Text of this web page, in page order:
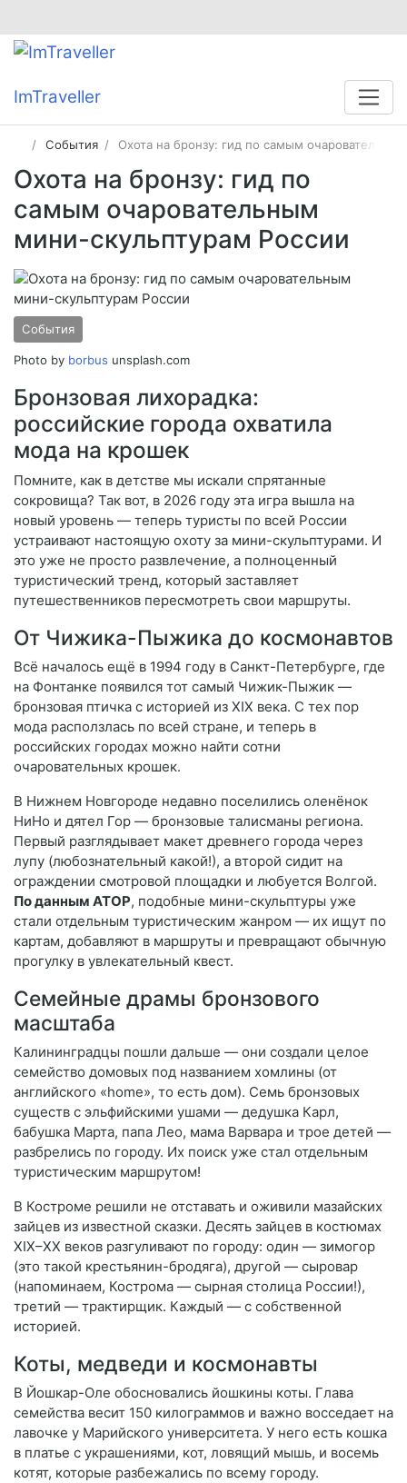
ImTraveller
События Охота на бронзу: гид по самым
Охота на бронзу: гид по
самым очаровательным
мини-скульптурам России
События
Photo by borbus unsplash.com
Бронзовая лихорадка:
российские города охватила
мода на крошек
Помните, как в детстве мы искали спрятанные
сокровища? Так вот, в 2026 году эта игра вышла на
новый уровень — теперь туристы по всей России
устраивают настоящую охоту за мини-скульптурами. И
это уже не просто развлечение, а полноценный
туристический тренд, который заставляет
путешественников пересмотреть свои маршруты.
От Чижика-Пыжика до космонавтов
Всё началось ещё в 1994 году в Санкт-Петербурге, где
на Фонтанке появился тот самый Чижик-Пыжик —
бронзовая птичка с историей из XIX века. С тех пор
мода расползлась по всей стране, и теперь в
российских городах можно найти сотни
очаровательных крошек.
В Нижнем Новгороде недавно поселились оленёнок
НиНо и дятел Гор — бронзовые талисманы региона.
Первый разглядывает макет древнего города через
лупу (любознательный какой!), а второй сидит на
ограждении смотровой площадки и любуется Волгой.
По данным АТОР, подобные мини-скульптуры уже
стали отдельным туристическим жанром — их ищут по
картам, добавляют в маршруты и превращают обычную
прогулку в увлекательный квест.
Семейные драмы бронзового
масштаба
Калининградцы пошли дальше — они создали целое
семейство домовых под названием хомлины (от
английского «home», то есть дом). Семь бронзовых
существ с эльфийскими ушами — дедушка Карл,
бабушка Марта, папа Лео, мама Варвара и трое детей —
разбрелись по городу. Их поиск уже стал отдельным
туристическим маршрутом!
В Костроме решили не отставать и оживили мазайских
зайцев из известной сказки. Десять зайцев в костюмах
XIX–XX веков разгуливают по городу: один — зимогор
(это такой крестьянин-бродяга), другой — сыровар
(напоминаем, Кострома — сырная столица России!),
третий — трактирщик. Каждый — с собственной
историей.
Коты, медведи и космонавты
В Йошкар-Оле обосновались йошкины коты. Глава
семейства весит 150 килограммов и важно восседает на
лавочке у Марийского университета. У него есть кошка
в платье с украшениями, кот, ловящий мышь, и восемь
котят, которые разбежались по всему городу.